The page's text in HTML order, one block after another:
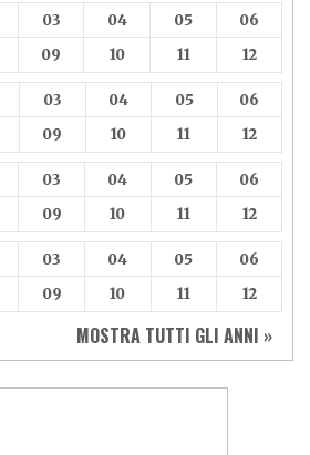
03 04 05
06
09 10 11 12
03 04 05
06
09 10 11 12
03 04 05
06
09 10 11 12
03 04 05
06
09 10 11 12
MOSTRA TUTTI GLI ANNI »